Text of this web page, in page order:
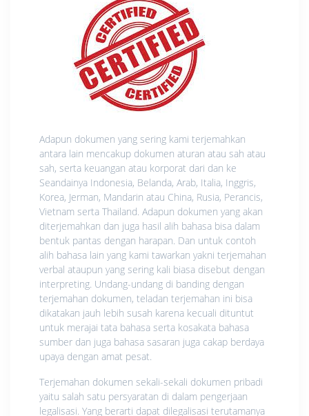
Adapun dokumen yang sering kami terjemahkan
antara lain mencakup dokumen aturan atau sah atau
sah, serta keuangan atau korporat dari dan ke
Seandainya Indonesia, Belanda, Arab, Italia, Inggris,
Korea, Jerman, Mandarin atau China, Rusia, Perancis,
Vietnam serta Thailand. Adapun dokumen yang akan
diterjemahkan dan juga hasil alih bahasa bisa dalam
bentuk pantas dengan harapan. Dan untuk contoh
alih bahasa lain yang kami tawarkan yakni terjemahan
verbal ataupun yang sering kali biasa disebut dengan
interpreting. Undang-undang di banding dengan
terjemahan dokumen, teladan terjemahan ini bisa
dikatakan jauh lebih susah karena kecuali dituntut
untuk merajai tata bahasa serta kosakata bahasa
sumber dan juga bahasa sasaran juga cakap berdaya
upaya dengan amat pesat.
Terjemahan dokumen sekali-sekali dokumen pribadi
yaitu salah satu persyaratan di dalam pengerjaan
legalisasi. Yang berarti dapat dilegalisasi terutamanya